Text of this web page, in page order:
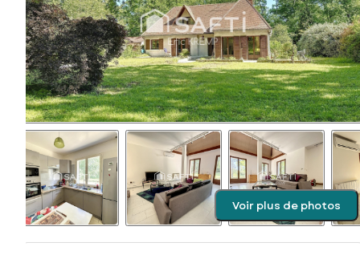
Voir plus de photos